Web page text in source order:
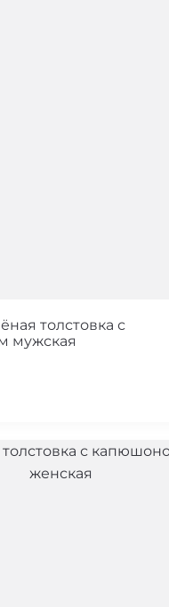
толстовка с
мужская